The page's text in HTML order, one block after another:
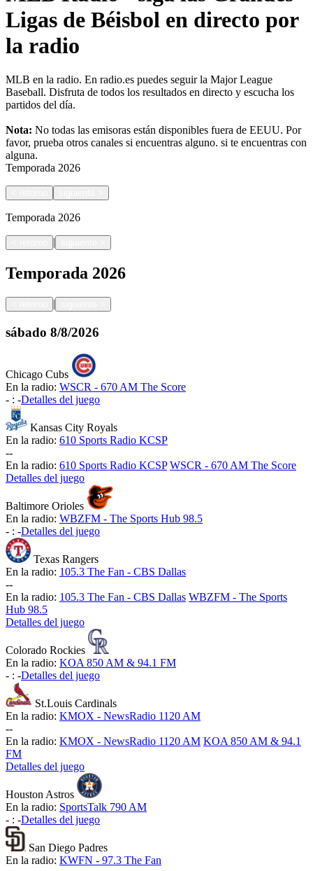
Ligas de Béisbol en directo por
la radio
MLB en la radio. En radio.es puedes seguir la Major League
Baseball. Disfruta de todos los resultados en directo y escucha los
partidos del día.
Nota: No todas las emisoras están disponibles fuera de EEUU. Por
favor, prueba otros canales si encuentras alguno. si te encuentras con
alguna.
Temporada 2026
Temporada 2026
|
Temporada 2026
|
sábado 8/8/2026
Chicago Cubs
En la radio: WSCR - 670 AM The Score
- : -Detalles del juego
Kansas City Royals
En la radio: 610 Sports Radio KCSP
--
En la radio: 610 Sports Radio KCSP WSCR - 670 AM The Score
Detalles del juego
Baltimore Orioles
En la radio: WBZFM - The Sports Hub 98.5
- : -Detalles del juego
Texas Rangers
En la radio: 105.3 The Fan - CBS Dallas
--
En la radio: 105.3 The Fan - CBS Dallas WBZFM - The Sports
Hub 98.5
Detalles del juego
Colorado Rockies
En la radio: KOA 850 AM & 94.1 FM
- : -Detalles del juego
St.Louis Cardinals
En la radio: KMOX - NewsRadio 1120 AM
--
En la radio: KMOX - NewsRadio 1120 AM KOA 850 AM & 94.1
FM
Detalles del juego
Houston Astros
En la radio: SportsTalk 790 AM
- : -Detalles del juego
San Diego Padres
En la radio: KWFN - 97.3 The Fan